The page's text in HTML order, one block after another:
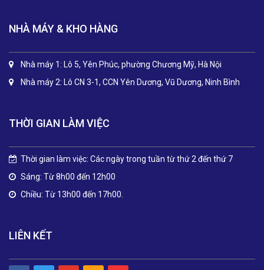
NHÀ MÁY & KHO HÀNG
Nhà máy 1: Lô 5, Yên Phúc, phường Chương Mỹ, Hà Nội
Nhà máy 2: Lô CN 3-1, CCN Yên Dương, Vũ Dương, Ninh Bình
THỜI GIAN LÀM VIỆC
Thời gian làm việc: Các ngày trong tuần từ thứ 2 đến thứ 7
Sáng: Từ 8h00 đến 12h00
Chiều: Từ 13h00 đến 17h00.
LIÊN KẾT